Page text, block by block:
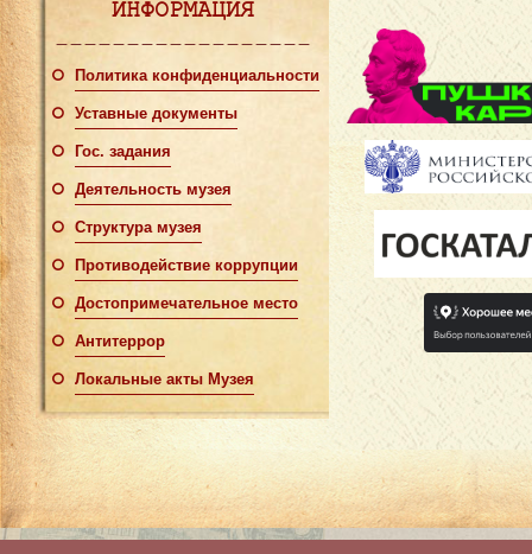
ИНФОРМАЦИЯ
Политика конфиденциальности
Уставные документы
Гос. задания
Деятельность музея
Структура музея
Противодействие коррупции
Достопримечательное место
Антитеррор
Локальные акты Музея